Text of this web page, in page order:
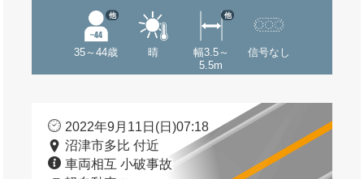
35～44歳
他
晴
幅3.5～
5.5m
他
信号なし
2022年9月11日(日)07:18
沼津市多比 付近
車両相互 小破事故